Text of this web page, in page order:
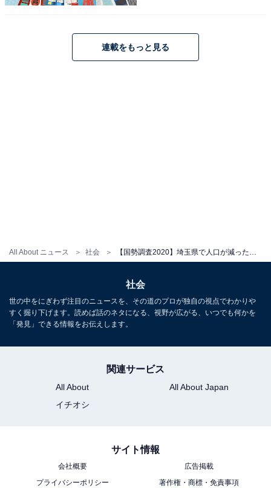
All About ニュース 社会
【国勢調査2020】町田市も…東京都で人口が減った市区
埼玉県の住みたい街ランキング！ 2位「さいたま市浦和
連載をもっと見る
社会
世の中をにぎわず注目のニュースを、その道のプロが独自の視点でわかりや
すく掘り下げます。読めば話のネタになる、視野が広がる、いつでも何かを
「発見」できる情報をお伝えします。
関連サービス
All About
All About Japan
イチオシ
サイト情報
会社概要
広告掲載
プライバシーポリシー
著作権・商標・免責事項